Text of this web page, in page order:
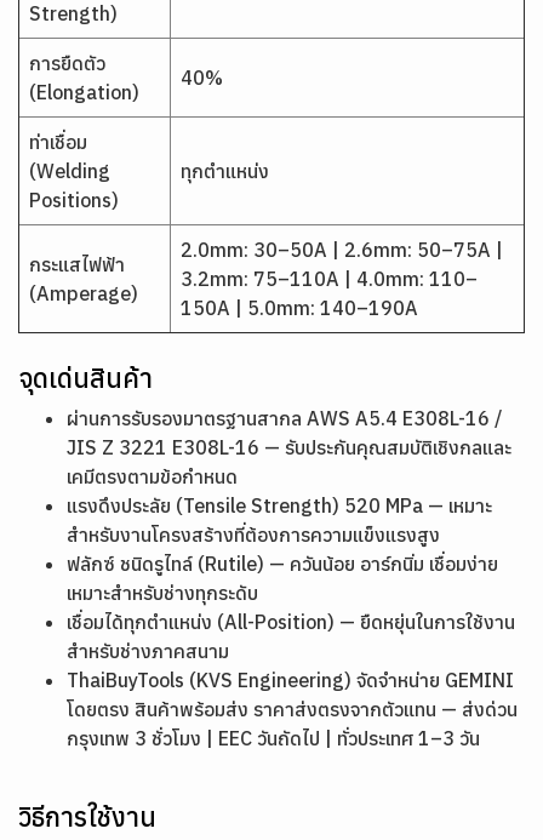
Strength)
การยืดตัว
(Elongation)
40%
ท่าเชื่อม
(Welding
Positions)
ทุกตำแหน่ง
กระแสไฟฟ้า
(Amperage)
2.0mm: 30–50A | 2.6mm: 50–75A |
3.2mm: 75–110A | 4.0mm: 110–
150A | 5.0mm: 140–190A
จุดเด่นสินค้า
ผ่านการรับรองมาตรฐานสากล AWS A5.4 E308L-16 /
JIS Z 3221 E308L-16 — รับประกันคุณสมบัติเชิงกลและ
เคมีตรงตามข้อกำหนด
แรงดึงประลัย (Tensile Strength) 520 MPa — เหมาะ
สำหรับงานโครงสร้างที่ต้องการความแข็งแรงสูง
ฟลักซ์ ชนิดรูไทล์ (Rutile) — ควันน้อย อาร์กนิ่ม เชื่อมง่าย
เหมาะสำหรับช่างทุกระดับ
เชื่อมได้ทุกตำแหน่ง (All-Position) — ยืดหยุ่นในการใช้งาน
สำหรับช่างภาคสนาม
ThaiBuyTools (KVS Engineering) จัดจำหน่าย GEMINI
โดยตรง สินค้าพร้อมส่ง ราคาส่งตรงจากตัวแทน — ส่งด่วน
กรุงเทพ 3 ชั่วโมง | EEC วันถัดไป | ทั่วประเทศ 1–3 วัน
วิธีการใช้งาน